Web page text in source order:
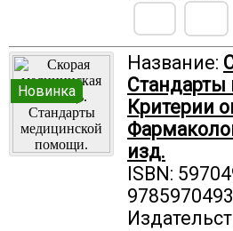
Новинка
Название:
Критерии
изд.
ISBN: